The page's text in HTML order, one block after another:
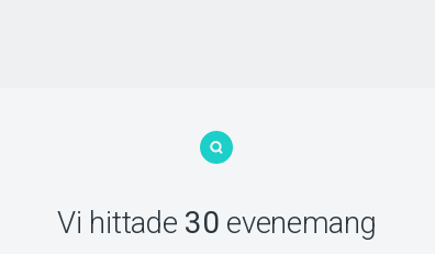
Vi hittade 30 evenemang